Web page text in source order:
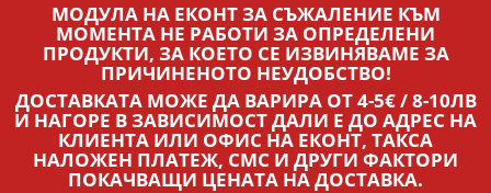
МОДУЛА НА ЕКОНТ ЗА СЪЖАЛЕНИЕ КЪМ
МОМЕНТА НЕ РАБОТИ ЗА ОПРЕДЕЛЕНИ
ПРОДУКТИ, ЗА КОЕТО СЕ ИЗВИНЯВАМЕ ЗА
ПРИЧИНЕНОТО НЕУДОБСТВО!
ДОСТАВКАТА МОЖЕ ДА ВАРИРА ОТ 4-5€ / 8-10ЛВ
И НАГОРЕ В ЗАВИСИМОСТ ДАЛИ Е ДО АДРЕС НА
КЛИЕНТА ИЛИ ОФИС НА ЕКОНТ, ТАКСА
НАЛОЖЕН ПЛАТЕЖ, СМС И ДРУГИ ФАКТОРИ
ПОКАЧВАЩИ ЦЕНАТА НА ДОСТАВКА.